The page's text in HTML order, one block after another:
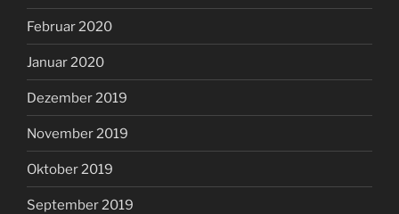
Februar 2020
Januar 2020
Dezember 2019
November 2019
Oktober 2019
September 2019